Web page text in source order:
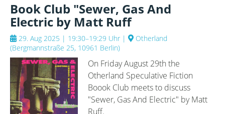
Book Club "Sewer, Gas And
Electric by Matt Ruff
29. Aug 2025 | 19:30–19:29 Uhr |
Otherland
(Bergmannstraße 25, 10961 Berlin)
On Friday August 29th the
Otherland Speculative Fiction
Boook Club meets to discuss
"Sewer, Gas And Electric" by Matt
Ruff.